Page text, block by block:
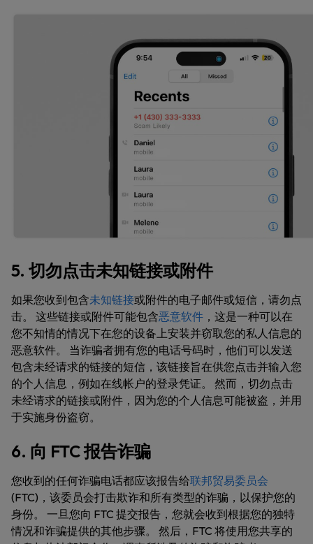
5. 切勿点击未知链接或附件
如果您收到包含未知链接或附件的电子邮件或短信，请勿点
击。 这些链接或附件可能包含恶意软件 ，这是一种可以在
您不知情的情况下在您的设备上安装并窃取您的私人信息的
恶意软件。 当诈骗者拥有您的电话号码时，他们可以发送
包含未经请求的链接的短信，该链接旨在供您点击并输入您
的个人信息，例如在线帐户的登录凭证。 然而，切勿点击
未经请求的链接或附件，因为您的个人信息可能被盗，并用
于实施身份盗窃。
6. 向 FTC 报告诈骗
您收到的任何诈骗电话都应该报告给联邦贸易委员会
(FTC)，该委员会打击欺诈和所有类型的诈骗，以保护您的
身份。 一旦您向 FTC 提交报告，您就会收到根据您的独特
情况和诈骗提供的其他步骤。 然后，FTC 将使用您共享的